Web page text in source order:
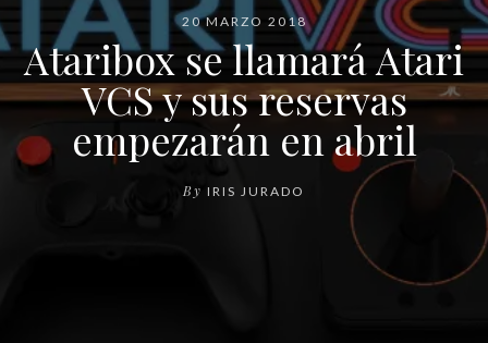
20 MARZO 2018
Ataribox se llamará Atari
VCS y sus reservas
empezarán en abril
By IRIS JURADO